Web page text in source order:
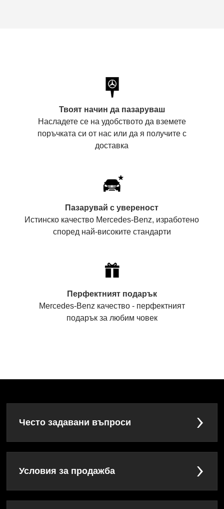
Твоят начин да пазаруваш
Насладете се на удобството да вземете
поръчката си от нас или да я получите с
доставка
Пазарувай с увереност
Истинско качество Mercedes-Benz, изработено
според най-високите стандарти
Перфектният подарък
Mercedes-Benz качество - перфектният
подарък за любим човек
Често задавани въпроси
Условия за продажба